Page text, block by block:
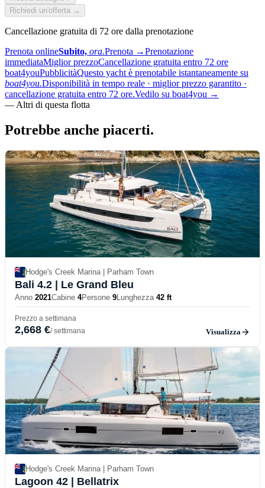
Richiedi un'offerta →
Cancellazione gratuita di 72 ore dalla prenotazione
Prenota onlineSubito, ora.Prenota →Prenotazione
immediataMiglior prezzoCancellazione gratuita entro 72 ore
boat4youPubblicitàQuesto yacht è prenotabile istantaneamente su
boat4you.Disponibilità in tempo reale · miglior prezzo garantito ·
cancellazione gratuita entro 72 ore.Vedilo su boat4you →
— Altri di questa flotta
Potrebbe anche piacerti.
Hodge's Creek Marina | Parham Town
Bali 4.2 | Le Grand Bleu
Anno 2021Cabine 4Persone 9Lunghezza 42 ft
Prezzo a settimana
2,668 €/ settimana Visualizza
Hodge's Creek Marina | Parham Town
Lagoon 42 | Bellatrix